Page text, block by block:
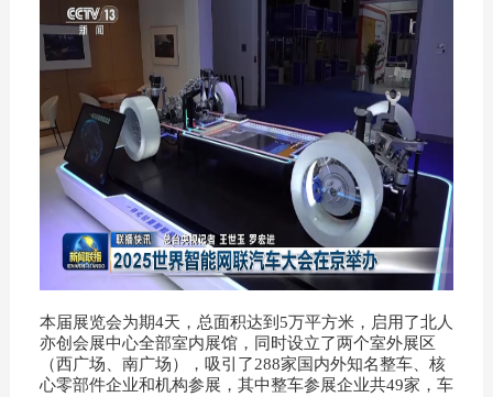
本届展览会为期4天，总面积达到5万平方米，启用了北人
亦创会展中心全部室内展馆，同时设立了两个室外展区
（西广场、南广场），吸引了288家国内外知名整车、核
心零部件企业和机构参展，其中整车参展企业共49家，车